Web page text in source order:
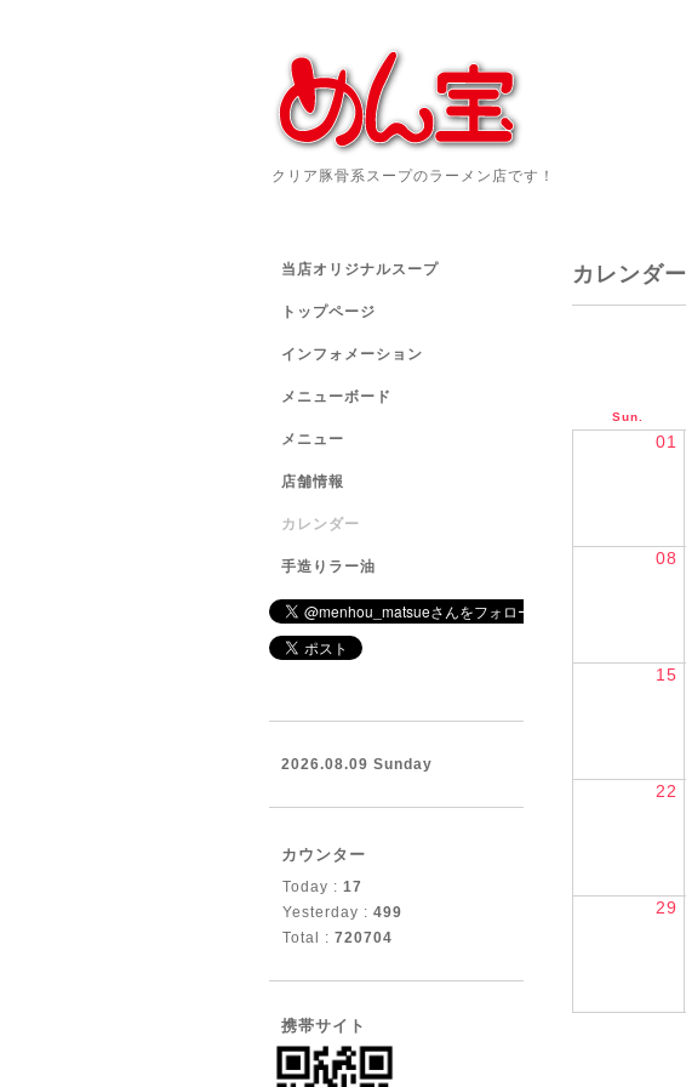
クリア豚骨系スープのラーメン店です！
カレンダー
Sun.
01
08
15
22
29
当店オリジナルスープ
トップページ
インフォメーション
メニューボード
メニュー
店舗情報
カレンダー
手造りラー油
2026.08.09 Sunday
カウンター
Today : 17
Yesterday : 499
Total : 720704
携帯サイト